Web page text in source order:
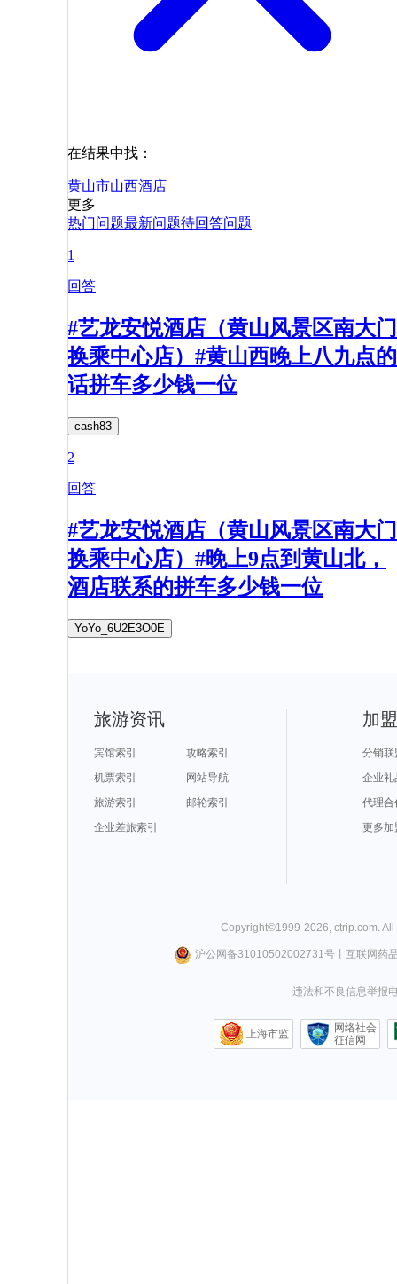
在结果中找：
黄山市山西酒店
更多
热门问题最新问题待回答问题
1
回答
#艺龙安悦酒店（黄山风景区南大门
换乘中心店）#黄山西晚上八九点的
话拼车多少钱一位
cash83
2
回答
#艺龙安悦酒店（黄山风景区南大门
换乘中心店）#晚上9点到黄山北，
酒店联系的拼车多少钱一位
YoYo_6U2E3O0E
旅游资讯
宾馆索引
攻略索引
机票索引
网站导航
旅游索引
邮轮索引
企业差旅索引
加
分销联
企业礼
代理合
更多加
Copyright©1999-2026 ctrip.com .
沪公网备31010502002731号丨 互联网药
违法和不良信息举报
上海市监
网络社会
征信网